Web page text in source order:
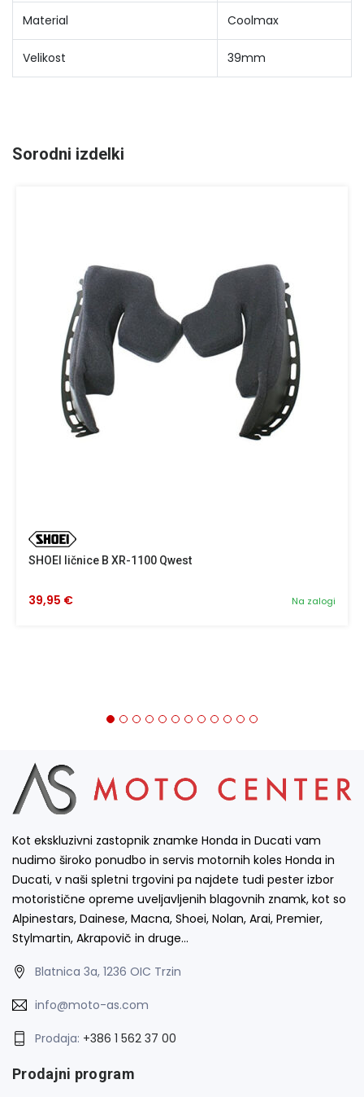
Material Coolmax
Velikost 39mm
Sorodni izdelki
SHOEI ličnice B XR-1100 Qwest
Na zalogi
39,95 €
Kot ekskluzivni zastopnik znamke Honda in Ducati vam
nudimo široko ponudbo in servis motornih koles Honda in
Ducati, v naši spletni trgovini pa najdete tudi pester izbor
motoristične opreme uveljavljenih blagovnih znamk, kot so
Alpinestars, Dainese, Macna, Shoei, Nolan, Arai, Premier,
Stylmartin, Akrapovič in druge…
Blatnica 3a, 1236 OIC Trzin
info@moto-as.com
Prodaja: +386 1 562 37 00
Prodajni program